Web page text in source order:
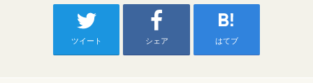
ツイート シェア はてブ